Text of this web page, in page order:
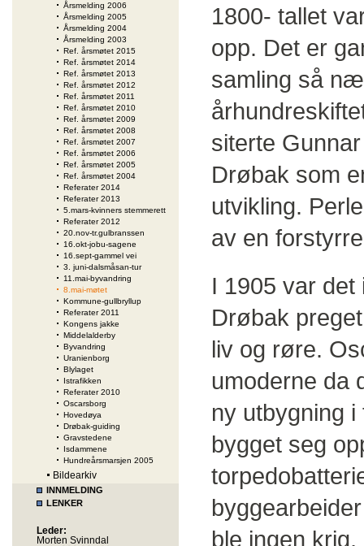
Årsmelding 2006
Årsmelding 2005
Årsmelding 2004
Årsmelding 2003
Ref. årsmøtet 2015
Ref. årsmøtet 2014
Ref. årsmøtet 2013
Ref. årsmøtet 2012
Ref. årsmøtet 2011
Ref. årsmøtet 2010
Ref. årsmøtet 2009
Ref. årsmøtet 2008
Ref. årsmøtet 2007
Ref. årsmøtet 2006
Ref. årsmøtet 2005
Ref. årsmøtet 2004
Referater 2014
Referater 2013
5.mars-kvinners stemmerett
Referater 2012
20.nov-tr.gulbranssen
16.okt-jobu-sagene
16.sept-gammel vei
3. juni-dalsmåsan-tur
11.mai-byvandring
8.mai-møtet
Kommune-gullbryllup
Referater 2011
Kongens jakke
Middelalderby
Byvandring
Uranienborg
Blylaget
Istrafikken
Referater 2010
Oscarsborg
Hovedøya
Drøbak-guiding
Gravstedene
Isdammene
Hundreårsmarsjen 2005
Bildearkiv
INNMELDING
LENKER
Leder:
Morten Svinndal
1800- tallet
opp. Det er
samling så
siterte
Drøbak som
utvikling.
av en
I 1905 var
Drøbak
liv og røre.
umoderne da
ny utbygning
bygget seg
ble ingen